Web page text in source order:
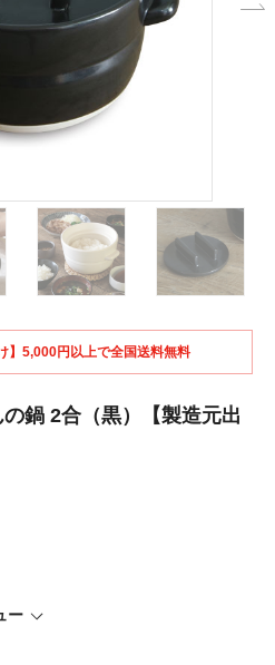
】5,000円以上で全国送料無料
鍋 2合（黒）【製造元出
ー